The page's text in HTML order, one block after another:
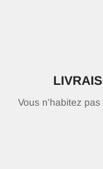
Vous n'habitez